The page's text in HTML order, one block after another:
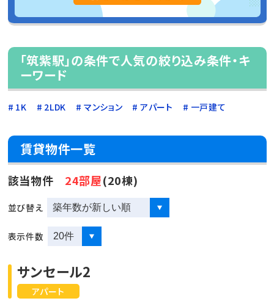
「筑紫駅」の条件で人気の絞り込み条件・キ
ーワード
1K 2LDK マンション アパート 一戸建て
賃貸物件一覧
該当物件 24部屋(20棟)
並び替え
表示件数
アパート
サンセール2